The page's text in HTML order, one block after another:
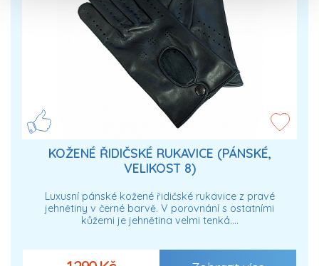
KOŽENÉ ŘIDIČSKÉ RUKAVICE (PÁNSKÉ,
VELIKOST 8)
Luxusní pánské kožené řidičské rukavice z pravé
jehnětiny v černé barvě. V porovnání s ostatními
kůžemi je jehnětina velmi tenká.…